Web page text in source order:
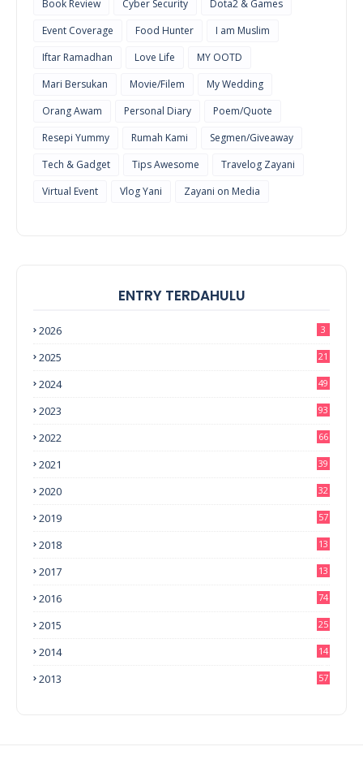
Book Review
Cyber Security
Dota2 & Games
Event Coverage
Food Hunter
I am Muslim
Iftar Ramadhan
Love Life
MY OOTD
Mari Bersukan
Movie/Filem
My Wedding
Orang Awam
Personal Diary
Poem/Quote
Resepi Yummy
Rumah Kami
Segmen/Giveaway
Tech & Gadget
Tips Awesome
Travelog Zayani
Virtual Event
Vlog Yani Zayani on Media
ENTRY TERDAHULU
2026 3
2025 21
2024 49
2023 93
2022 66
2021 39
2020 32
2019 57
2018
13
2017
13
2016 74
2015 25
2014
14
2013 57